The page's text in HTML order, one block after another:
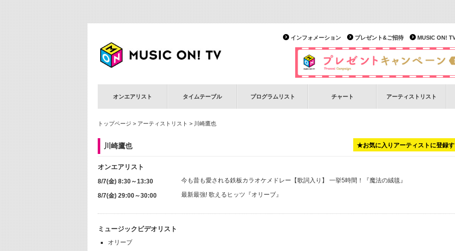
MUSIC ON!
プレゼント&ご招待
インフォメーション
オンエアリスト タイムテーブル プログラムリスト チャート アーティストリスト
トップページ > アーティストリスト > 川崎鷹也
★お気に入りアーティストに登録す
川崎鷹也
オンエアリスト
8/7(金) 8:30～13:30 今も昔も愛される鉄板カラオケメドレー【歌詞入り】 一挙5時間！ 『魔法の絨毯』
8/7(金) 29:00～30:00 最新最強! 歌えるヒッツ 『オリーブ』
ミュージックビデオリスト
オリーブ